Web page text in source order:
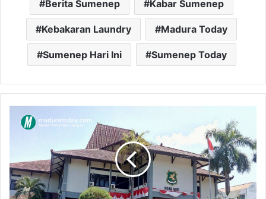
Berita Sumenep Kabar Sumenep
Kebakaran Laundry Madura Today
Sumenep Hari Ini Sumenep Today